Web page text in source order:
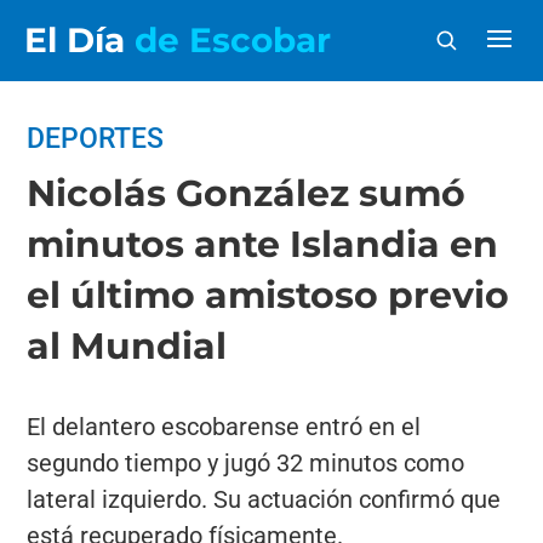
El Día de Escobar
DEPORTES
Nicolás González sumó
minutos ante Islandia en
el último amistoso previo
al Mundial
El delantero escobarense entró en el
segundo tiempo y jugó 32 minutos como
lateral izquierdo. Su actuación confirmó que
está recuperado físicamente.